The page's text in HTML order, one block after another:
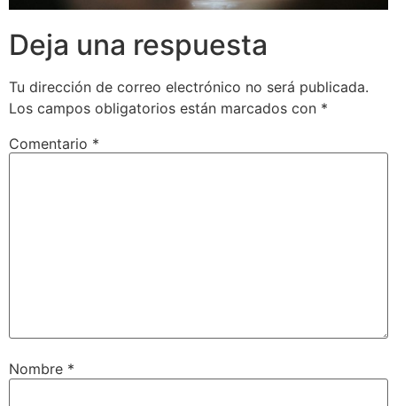
Deja una respuesta
Tu dirección de correo electrónico no será publicada.
Los campos obligatorios están marcados con *
Comentario *
Nombre *